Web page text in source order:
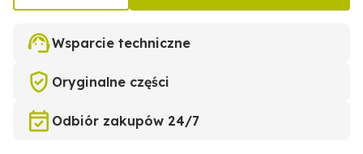
Wsparcie techniczne
Oryginalne części
Odbiór zakupów 24/7